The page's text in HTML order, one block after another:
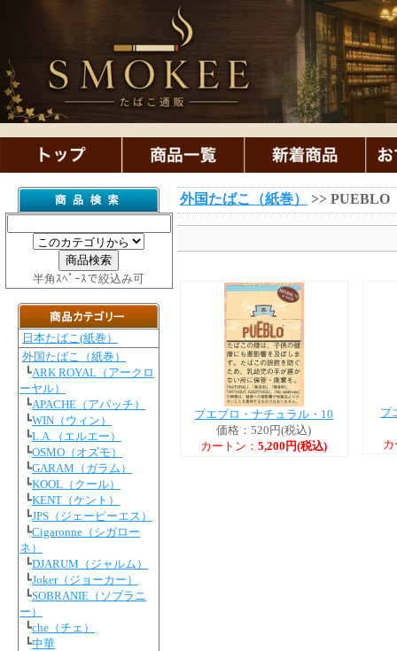
半角ｽﾍﾟｰｽで絞込み可
日本たばこ(紙巻）
外国たばこ（紙巻）
┗ARK ROYAL（アークロ
ーヤル）
┗APACHE（アパッチ）
┗WIN（ウィン）
┗L.A.（エルエー）
┗OSMO（オズモ）
┗GARAM（ガラム）
┗KOOL（クール）
┗KENT（ケント）
┗JPS（ジェーピーエス）
┗Cigaronne（シガロー
ネ）
┗DJARUM（ジャルム）
┗Joker（ジョーカー）
┗SOBRANIE（ソブラニ
ー）
┗che（チェ）
┗中華
外国たばこ（紙巻） >> PUEBLO
プエブロ・ナチュラル・10
価格：520円(税込)
カートン：5,200円(税込)
プ